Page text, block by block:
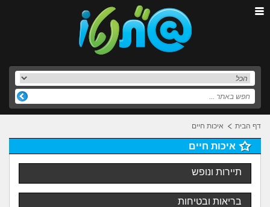
דף הבית איכות חיים
איכות חיים
תיירות ונופש
בריאות ובטיחות